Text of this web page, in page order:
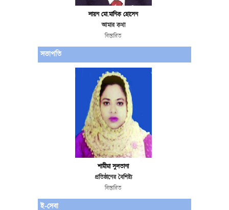
লায়ন মো.মানিক হোসেন
আমার কথা
বিস্তারিত
সভাপতি
শামীমা সুলতানা
প্রতিষ্ঠানের বৈশিষ্ট্য
বিস্তারিত
ই-সেবা